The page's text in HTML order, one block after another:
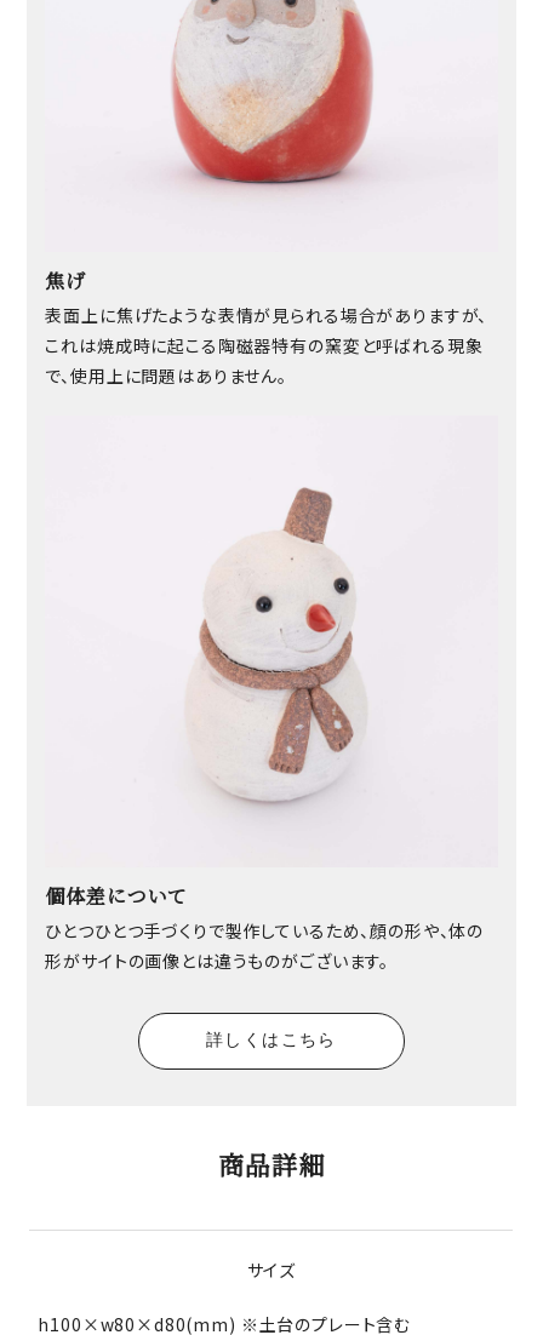
焦げ
表面上に焦げたような表情が見られる場合がありますが、
これは焼成時に起こる陶磁器特有の窯変と呼ばれる現象
で、使用上に問題はありません。
個体差について
ひとつひとつ手づくりで製作しているため、顔の形や、体の
形がサイトの画像とは違うものがございます。
詳しくはこちら
商品詳細
サイズ
h100×w80×d80(mm) ※土台のプレート含む